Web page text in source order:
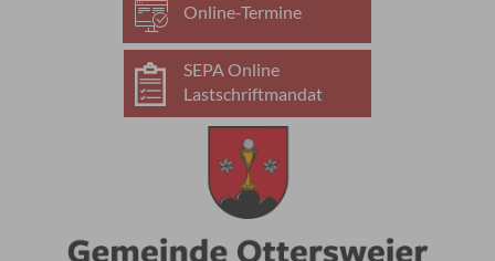
Online-Termine
SEPA Online
Lastschriftmandat